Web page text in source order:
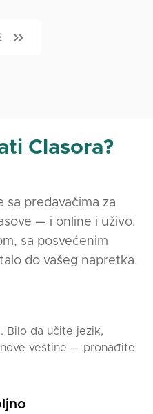
Clasora?
sa predavačima za
— i online i uživo.
sa posvećenim
do vašeg napretka.
Bilo da učite jezik,
veštine — pronađite